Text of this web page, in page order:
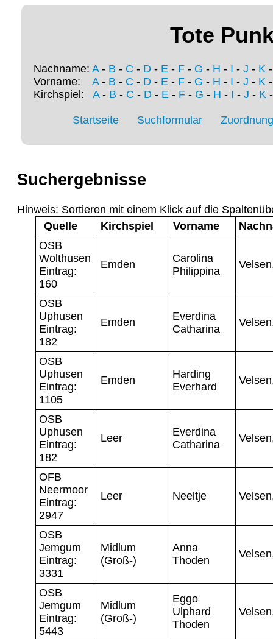
Tote
Nachname: A- B - C - D - E - F - G - H - I - J - K
Vorname: A- B - C - D - E - F - G - H - I - J - K
Kirchspiel: A- B - C - D- E- F- G - H - I - J - K
Startseite Suchformular
Suchergebnisse
Hinweis: Sortieren mit einem Klick auf die
Quelle
Kirchspiel Vorname
OSB
Wolthusen
Eintrag:
160
Emden
Carolina
Philippina
OSB
Uphusen
Eintrag:
182
Emden
Everdina
Catharina
OSB
Uphusen
Eintrag:
1105
Emden
Harding
Everhard
OSB
Uphusen
Eintrag:
182
Leer
Everdina
Catharina
OFB
Neermoor
Eintrag:
2947
Leer Neeltje
OSB
Jemgum
Eintrag:
3331
Midlum
(Groß-)
Anna
Thoden
OSB
Jemgum
Eintrag:
5443
Midlum
(Groß-)
Eggo
Ulphard
Thoden